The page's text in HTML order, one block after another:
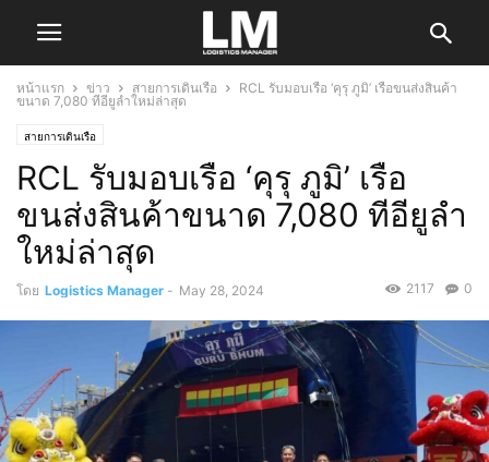
หน้าแรก ข่าว สายการเดินเรือ
RCL รับมอบเรือ ‘คุรุ ภูมิ’ เรือขนส่งสินค้า
ขนาด 7,080 ทีอียูลำใหม่ล่าสุด
สายการเดินเรือ
RCL รับมอบเรือ ‘คุรุ ภูมิ’ เรือ
ขนส่งสินค้าขนาด 7,080 ทีอียูลำ
ใหม่ล่าสุด
โดย Logistics Manager - May 28, 2024 0
2117